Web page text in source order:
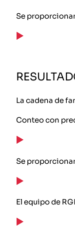
Se
La cadena de
Conteo con
Se
El equipo de